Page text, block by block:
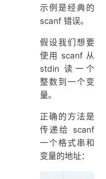
示例是经典的
scanf 错误。
假设我们想要
使用 scanf 从
stdin 读一个
整数到一个变
量。
正确的方法是
传递给 scanf
一个格式串和
变量的地址：